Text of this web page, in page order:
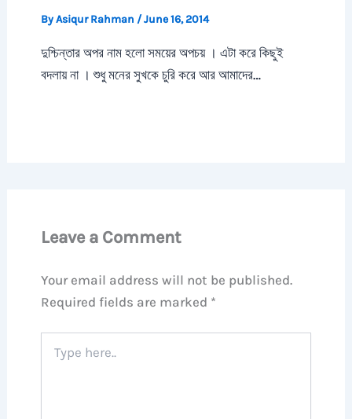
ByAsiqur Rahman /June 16, 2014
দুশ্চিন্তার অপর নাম হলো সময়ের অপচয় । এটা করে কিছুই
বদলায় না । শুধু মনের সুখকে চুরি করে আর আমাদের…
Leave a Comment
Your email address will not be published.
Required fields are marked *
here..